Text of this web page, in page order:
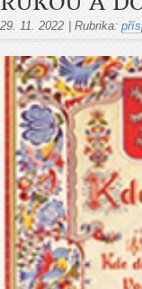
29. 11. 2022 Rubrika: